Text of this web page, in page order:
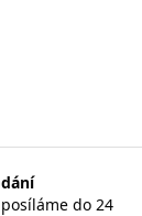
do 24